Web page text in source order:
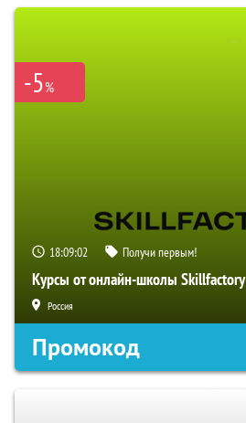
-5%
18:09:01 Получи первым!
Курсы от онлайн-школы Skillfactory
Россия
Промокод